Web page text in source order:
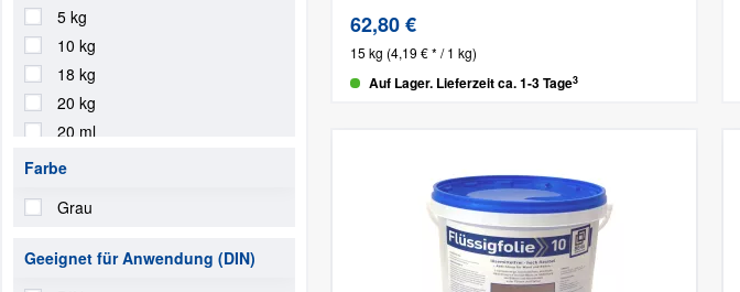
5 kg
10 kg
18 kg
20 kg
20 ml
27 kg
Farbe
Grau
Geeignet für Anwendung (DIN)
62,80 €
15 kg (4,19 € * / 1 kg)
Auf Lager. Lieferzeit ca. 1-3 Tage3